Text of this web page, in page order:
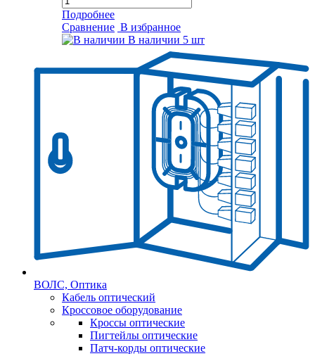
Подробнее
Сравнение В избранное
В наличии 5 шт
ВОЛС, Оптика
Кабель оптический
Кроссовое оборудование
Кроссы оптические
Пигтейлы оптические
Патч-корды оптические